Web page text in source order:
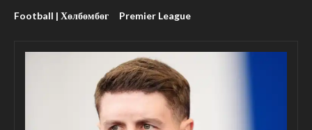
Football | Хөлбөмбөг Premier League